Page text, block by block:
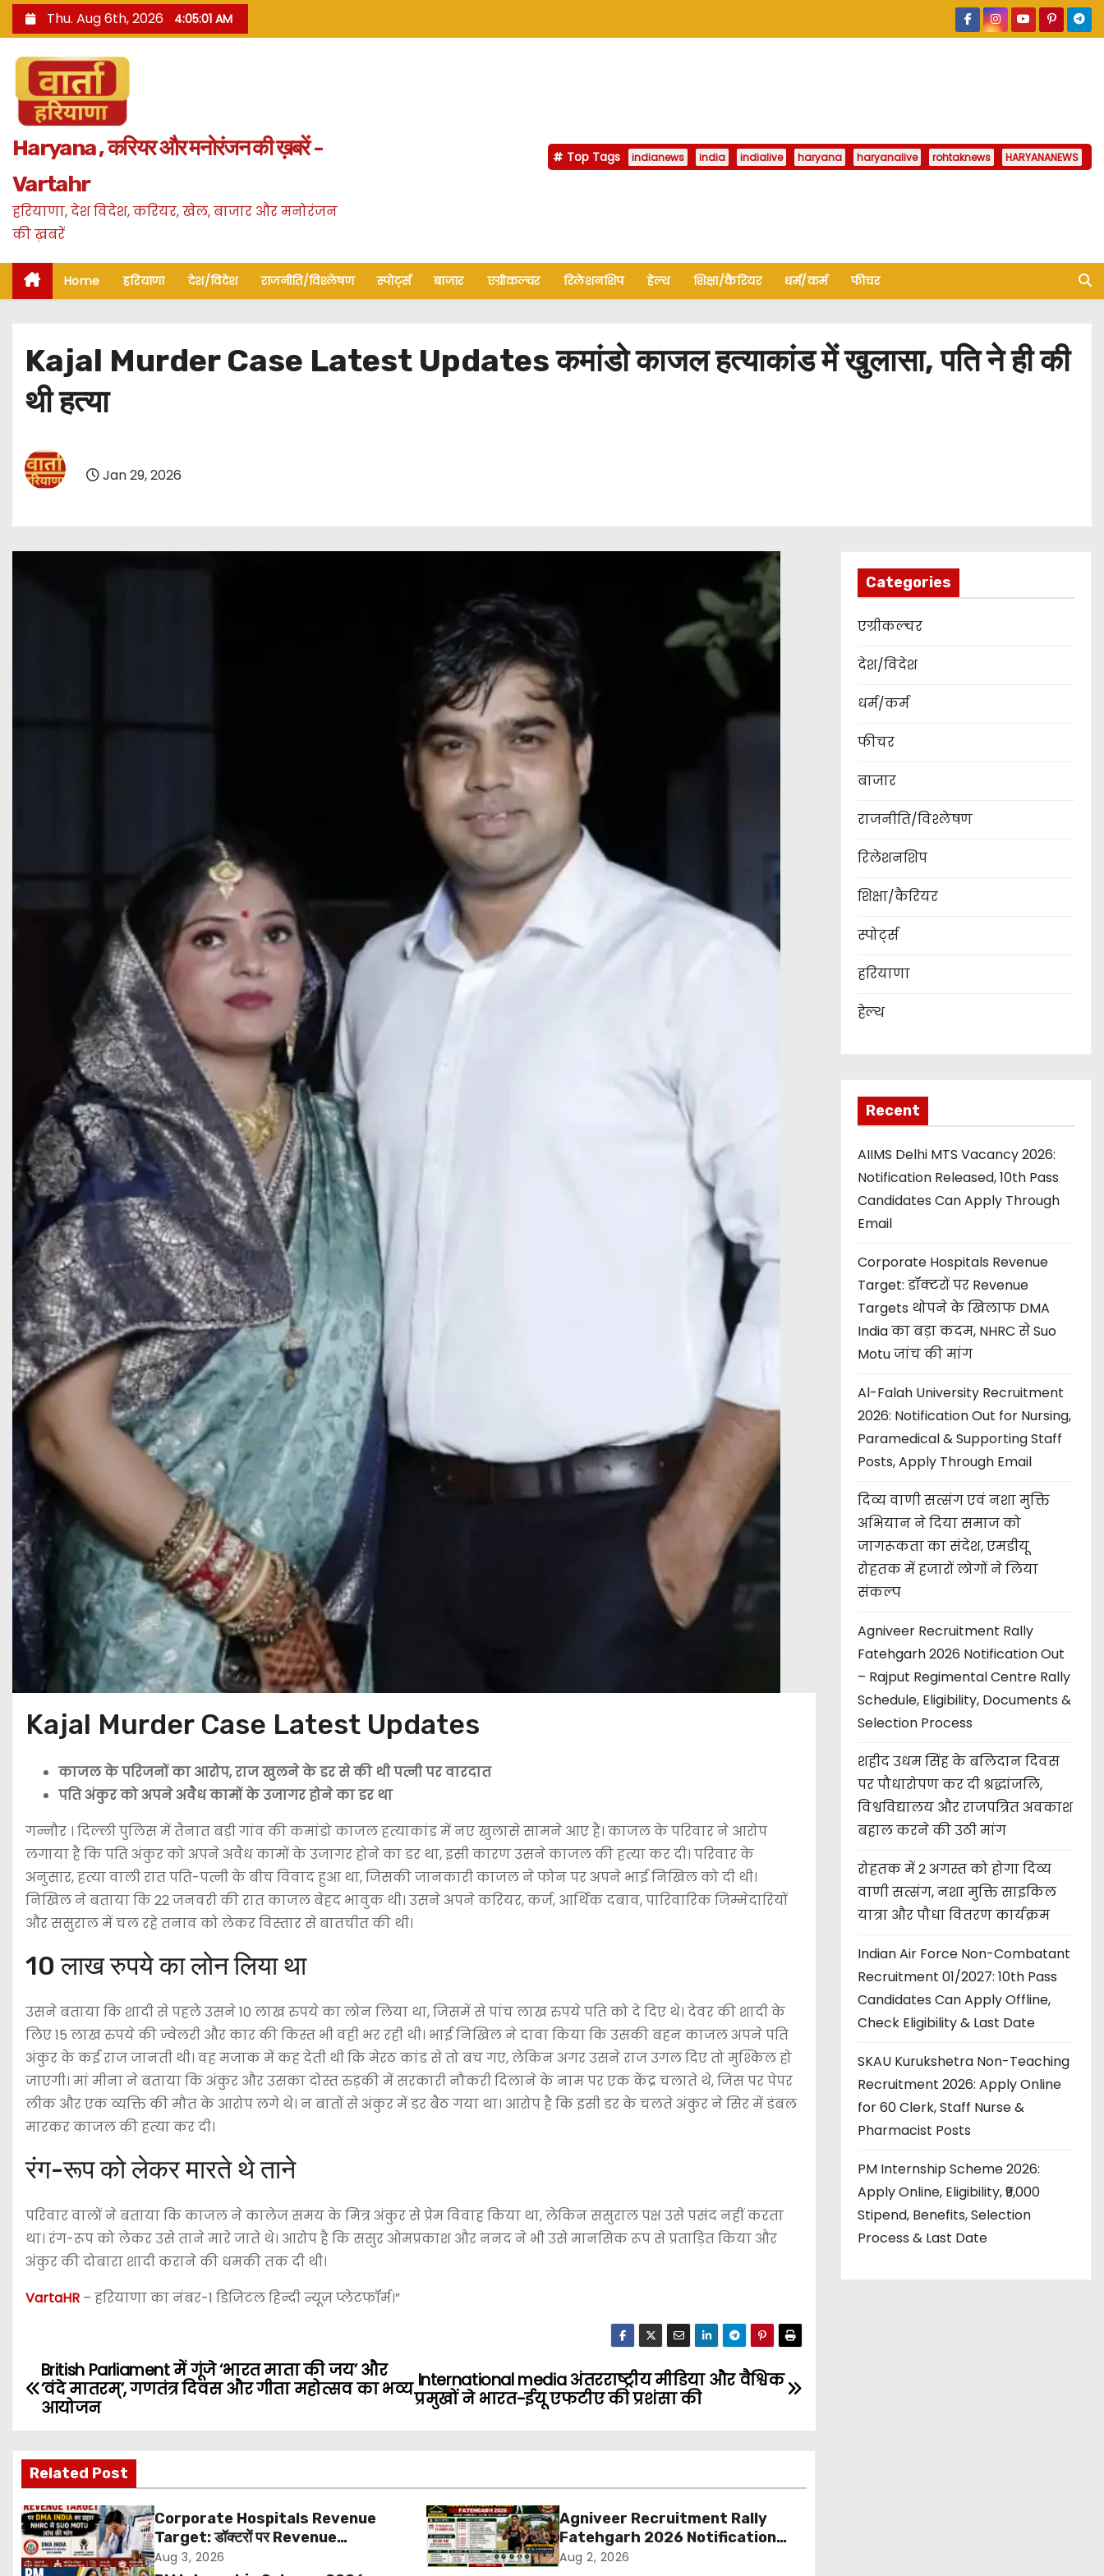
k
n
Thu. Aug 6th, 2026 4:05:02 AM
Haryana , करियर और मनोरंजन की ख़बरें -
Vartahr
हरियाणा, देश विदेश, करियर, खेल, बाजार और मनोरंजन
की ख़बरें
Top Tags indianews india indialive haryana haryanalive rohtaknews HARYANANEWS
Home हरियाणा देश/विदेश राजनीति/विश्लेषण स्पोर्ट्स बाजार एग्रीकल्चर रिलेशनशिप हेल्थ शिक्षा/कैरियर धर्म/कर्म फीचर
Kajal Murder Case Latest Updates कमांडो काजल हत्याकांड में खुलासा, पति ने ही की
थी हत्या
Jan 29, 2026
Kajal Murder Case Latest Updates
काजल के परिजनों का आरोप, राज खुलने के डर से की थी पत्नी पर वारदात
पति अंकुर को अपने अवैध कामों के उजागर होने का डर था
गन्नौर । दिल्ली पुलिस में तैनात बड़ी गांव की कमांडो काजल हत्याकांड में नए खुलासे सामने आए हैं। काजल के परिवार ने आरोप
लगाया है कि पति अंकुर को अपने अवैध कामों के उजागर होने का डर था, इसी कारण उसने काजल की हत्या कर दी। परिवार के
अनुसार, हत्या वाली रात पति-पत्नी के बीच विवाद हुआ था, जिसकी जानकारी काजल ने फोन पर अपने भाई निखिल को दी थी।
निखिल ने बताया कि 22 जनवरी की रात काजल बेहद भावुक थी। उसने अपने करियर, कर्ज, आर्थिक दबाव, पारिवारिक जिम्मेदारियों
और ससुराल में चल रहे तनाव को लेकर विस्तार से बातचीत की थी।
10 लाख रुपये का लोन लिया था
उसने बताया कि शादी से पहले उसने 10 लाख रुपये का लोन लिया था, जिसमें से पांच लाख रुपये पति को दे दिए थे। देवर की शादी के
लिए 15 लाख रुपये की ज्वेलरी और कार की किस्त भी वही भर रही थी। भाई निखिल ने दावा किया कि उसकी बहन काजल अपने पति
अंकुर के कई राज जानती थी। वह मजाक में कह देती थी कि मेरठ कांड से तो बच गए, लेकिन अगर उसने राज उगल दिए तो मुश्किल हो
जाएगी। मां मीना ने बताया कि अंकुर और उसका दोस्त रुड़की में सरकारी नौकरी दिलाने के नाम पर एक केंद्र चलाते थे, जिस पर पेपर
लीक और एक व्यक्ति की मौत के आरोप लगे थे। न बातों से अंकुर में डर बैठ गया था। आरोप है कि इसी डर के चलते अंकुर ने सिर में डंबल
मारकर काजल की हत्या कर दी।
रंग-रूप को लेकर मारते थे ताने
परिवार वालों ने बताया कि काजल ने कालेज समय के मित्र अंकुर से प्रेम विवाह किया था, लेकिन ससुराल पक्ष उसे पसंद नहीं करता
था। रंग-रूप को लेकर उसे ताने मारे जाते थे। आरोप है कि ससुर ओमप्रकाश और ननद ने भी उसे मानसिक रूप से प्रताड़ित किया और
अंकुर की दोबारा शादी कराने की धमकी तक दी थी।
VartaHR – हरियाणा का नंबर-1 डिजिटल हिन्दी न्यूज़ प्लेटफॉर्म।”
P
t
n
a
International media अंतरराष्ट्रीय मीडिया और वैश्विक
प्रमुखों ने भारत-ईयू एफटीए की प्रशंसा की
British Parliament में गूंजे ‘भारत माता की जय’ और
‘वंदे मातरम्’, गणतंत्र दिवस और गीता महोत्सव का भव्य
आयोजन
Related Post
Corporate Hospitals Revenue
Target: डॉक्टरों पर Revenue
Targets थोपने के खिलाफ DMA India का
Aug 3, 2026
Agniveer Recruitment Rally
Fatehgarh 2026 Notification
Out – Rajput Regimental Centre
Aug 2, 2026
Categories
एग्रीकल्चर
देश/विदेश
धर्म/कर्म
फीचर
बाजार
राजनीति/विश्लेषण
रिलेशनशिप
शिक्षा/कैरियर
स्पोर्ट्स
हरियाणा
हेल्थ
Recent
AIIMS Delhi MTS Vacancy 2026:
Notification Released, 10th Pass
Candidates Can Apply Through
Email
Corporate Hospitals Revenue
Target: डॉक्टरों पर Revenue
Targets थोपने के खिलाफ DMA
India का बड़ा कदम, NHRC से Suo
Motu जांच की मांग
Al-Falah University Recruitment
2026: Notification Out for Nursing,
Paramedical & Supporting Staff
Posts, Apply Through Email
दिव्य वाणी सत्संग एवं नशा मुक्ति
अभियान ने दिया समाज को
जागरूकता का संदेश, एमडीयू
रोहतक में हजारों लोगों ने लिया
संकल्प
Agniveer Recruitment Rally
Fatehgarh 2026 Notification Out
– Rajput Regimental Centre Rally
Schedule, Eligibility, Documents &
Selection Process
शहीद उधम सिंह के बलिदान दिवस
पर पौधारोपण कर दी श्रद्धांजलि,
विश्वविद्यालय और राजपत्रित अवकाश
बहाल करने की उठी मांग
रोहतक में 2 अगस्त को होगा दिव्य
वाणी सत्संग, नशा मुक्ति साइकिल
यात्रा और पौधा वितरण कार्यक्रम
Indian Air Force Non-Combatant
Recruitment 01/2027: 10th Pass
Candidates Can Apply Offline,
Check Eligibility & Last Date
SKAU Kurukshetra Non-Teaching
Recruitment 2026: Apply Online
for 60 Clerk, Staff Nurse &
Pharmacist Posts
PM Internship Scheme 2026:
Apply Online, Eligibility, ₹9,000
Stipend, Benefits, Selection
Process & Last Date